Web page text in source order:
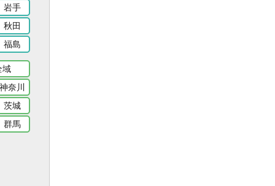
岩手
秋田
福島
域
神奈川
茨城
群馬